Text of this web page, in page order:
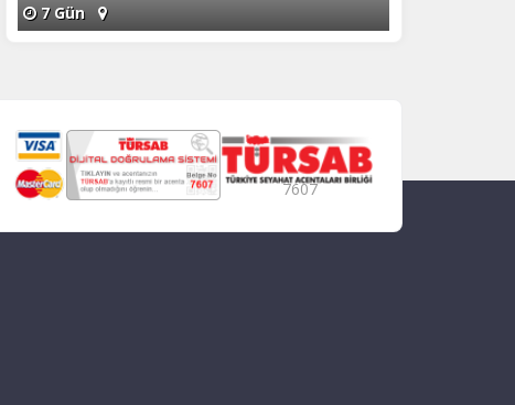
7 Gün
7607